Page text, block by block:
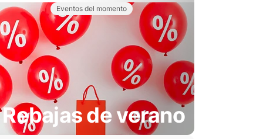
Eventos del momento
Rebajas de verano